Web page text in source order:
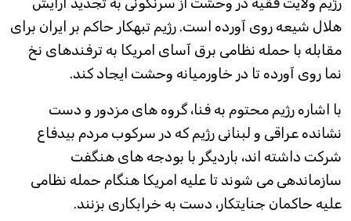
هلال شیعه روی آورده است. رژیم تبهکار حاکم بر ایران برای
مقابله با حمله نظامی برق آسای امریکا به ترفندهای نخ
نما روی آورده تا در خاورمیانه وحشت ایجاد کند.
با اشاره رژیم محتوم به فنا، گروه های مزدور و دست
نشانده عراقی و لبنانی رژیم که در سرکوب مردم بیدفاع
شرکت داشته اند، باردیگر با بودجه های هنگفت
سازماندهی می شوند تا علیه امریکا هنگام حمله نظامی
علیه حاکمان جنایتکار، دست به خرابکاری بزنند.